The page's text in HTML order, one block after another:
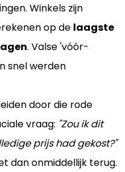
Winkels zijn
op de laagste
. Valse 'vóór-
snel werden
door die rode
vraag: "Zou ik dit
prijs had gekost?"
dan onmiddellijk terug.